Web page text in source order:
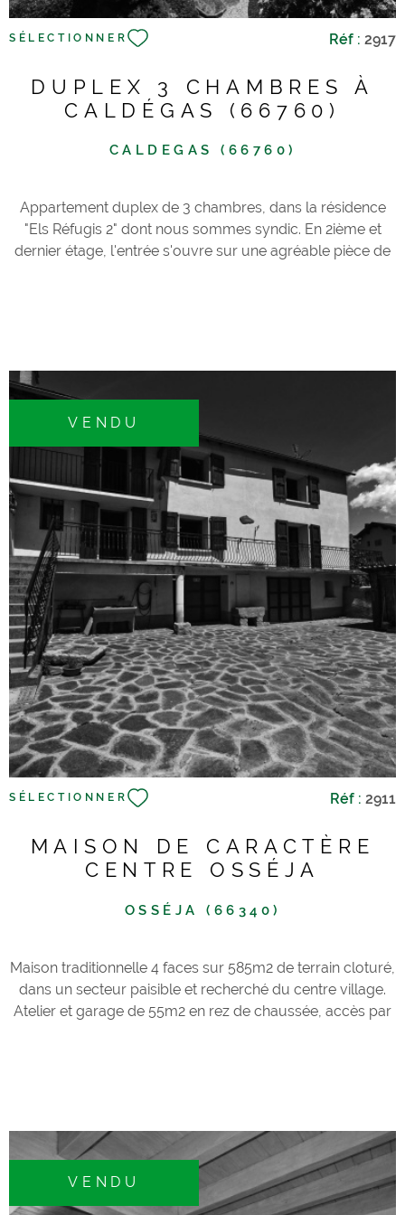
informations sur les risques auxquels ce bien est exposé
sont disponibles sur le site Géorisques
SÉLECTIONNER Réf : 2917
DUPLEX 3 CHAMBRES À
CALDÉGAS (66760)
CALDEGAS (66760)
Appartement duplex de 3 chambres, dans la résidence
"Els Réfugis 2" dont nous sommes syndic. En 2ième et
dernier étage, l'entrée s'ouvre sur une agréable pièce de
placards aménagés.Résidence bénéficiant d'un cadre de
vie agréable, espaces vert, piscine, court de tennis,
conciergerie, ambiance sécurisée; Vendu avec son
mobilier, à visiter sans tarder ! Les informations sur les
risques auxquels ce bien est exposé sont disponibles sur
le site Géorisques
VENDU
VOIR LE BIEN
SÉLECTIONNER Réf : 2911
MAISON DE CARACTÈRE
CENTRE OSSÉJA
OSSÉJA (66340)
Maison traditionnelle 4 faces sur 585m2 de terrain cloturé,
dans un secteur paisible et recherché du centre village.
Atelier et garage de 55m2 en rez de chaussée, accès par
au dessus du salon, une grande chambre expo sud ouest
avec salle de bains attenante et wc séparé. Secteur très
agréable, sans nuisances, à pied du centre village, belle
exposition et splendide patio en ardoises naturelles
VENDU